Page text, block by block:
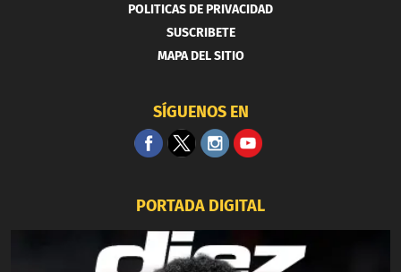
POLITICAS DE PRIVACIDAD
SUSCRIBETE
MAPA DEL SITIO
SÍGUENOS EN
PORTADA DIGITAL